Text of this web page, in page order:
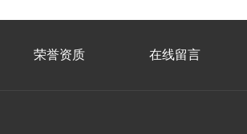
荣誉资质 在线留言